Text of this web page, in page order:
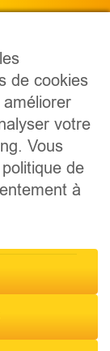
de cookies
votre
Vous
de
à